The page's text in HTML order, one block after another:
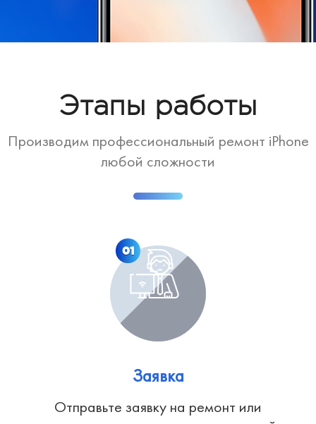
Этапы работы
Производим профессиональный ремонт iPhone
любой сложности
01
Заявка
Отправьте заявку на ремонт или